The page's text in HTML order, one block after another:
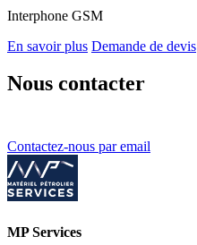
Interphone GSM
En savoir plus Demande de devis
Nous contacter
Contactez-nous par email
MP Services